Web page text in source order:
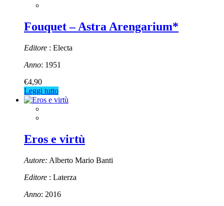
Fouquet – Astra Arengarium*
Editore : Electa
Anno: 1951
€4,90
Leggi tutto
Eros e virtù
Autore: Alberto Mario Banti
Editore : Laterza
Anno: 2016